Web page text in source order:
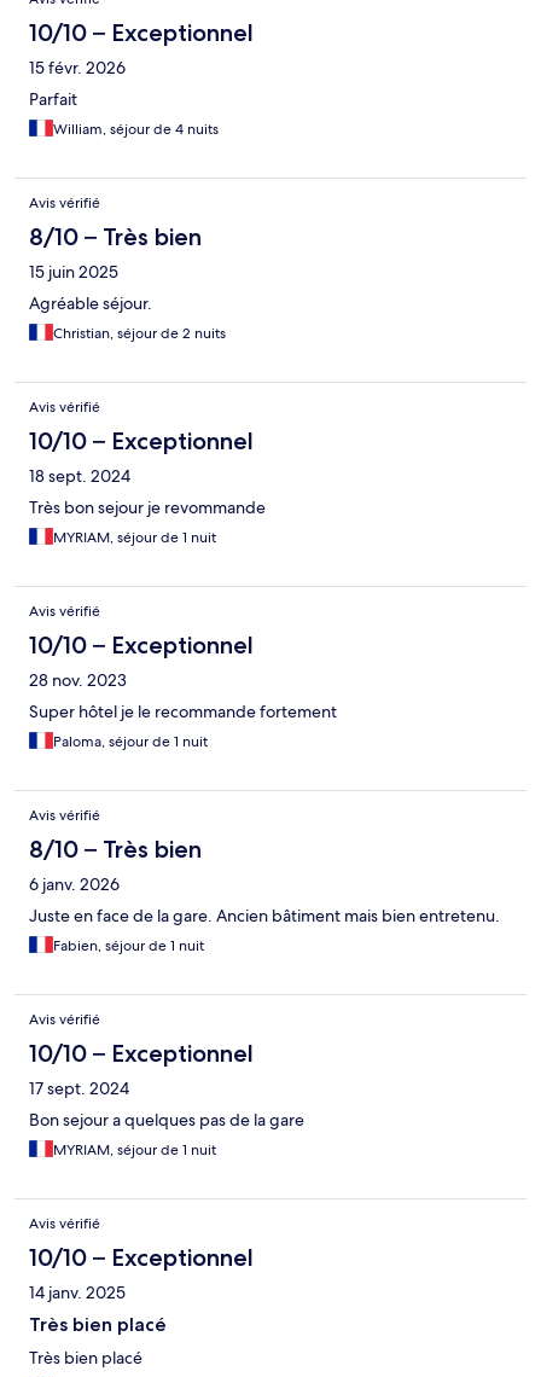
10/10 – Exceptionnel
15 févr. 2026
Parfait
William, séjour de 4 nuits
Avis vérifié
8/10 – Très bien
15 juin 2025
Agréable séjour.
Christian, séjour de 2 nuits
Avis vérifié
10/10 – Exceptionnel
18 sept. 2024
Très bon sejour je revommande
MYRIAM, séjour de 1 nuit
Avis vérifié
10/10 – Exceptionnel
28 nov. 2023
Super hôtel je le recommande fortement
Paloma, séjour de 1 nuit
Avis vérifié
8/10 – Très bien
6 janv. 2026
Juste en face de la gare. Ancien bâtiment mais bien entretenu.
Fabien, séjour de 1 nuit
Avis vérifié
10/10 – Exceptionnel
17 sept. 2024
Bon sejour a quelques pas de la gare
MYRIAM, séjour de 1 nuit
Avis vérifié
10/10 – Exceptionnel
14 janv. 2025
Très bien placé
Très bien placé